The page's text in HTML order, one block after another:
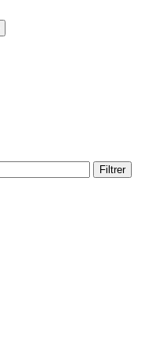
Filtrer